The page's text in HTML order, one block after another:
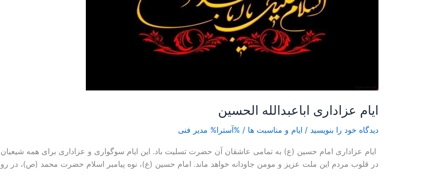
ایام عزاداری اباعبدالله الحسین
دیدگاه‌ خود را بنویسید / ایام و مناسبت ها / %آسترا% مدیر فنی
ایام عزاداری امام حسین (ع) به تمامی عاشقان آن حضرت تسلیت باد. این ایام سوگواری و عزاداری برای همه
در قلوب مردم این ملت عزیز و مومن جاودانه خواهد ماند. امام حسین (ع)، نوه پیامبر اسلام حضرت محمد (ص)، در روز